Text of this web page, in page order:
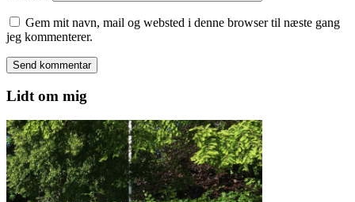
Gem mit navn, mail og websted i denne browser til næste gang
jeg kommenterer.
Lidt om mig